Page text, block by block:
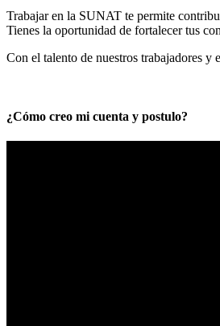
Trabajar en la SUNAT te permite
Tienes la oportunidad de fortalecer tus
Con el talento de nuestros trabajadores y
¿Cómo creo mi cuenta y postulo?